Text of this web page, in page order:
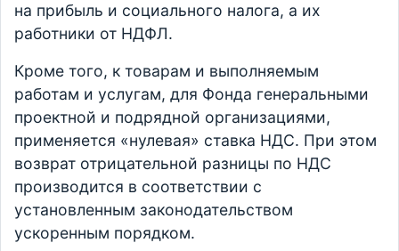
на прибыль и социального налога, а их
работники от НДФЛ.
Кроме того, к товарам и выполняемым
работам и услугам, для Фонда генеральными
проектной и подрядной организациями,
применяется «нулевая» ставка НДС. При этом
возврат отрицательной разницы по НДС
производится в соответствии с
установленным законодательством
ускоренным порядком.